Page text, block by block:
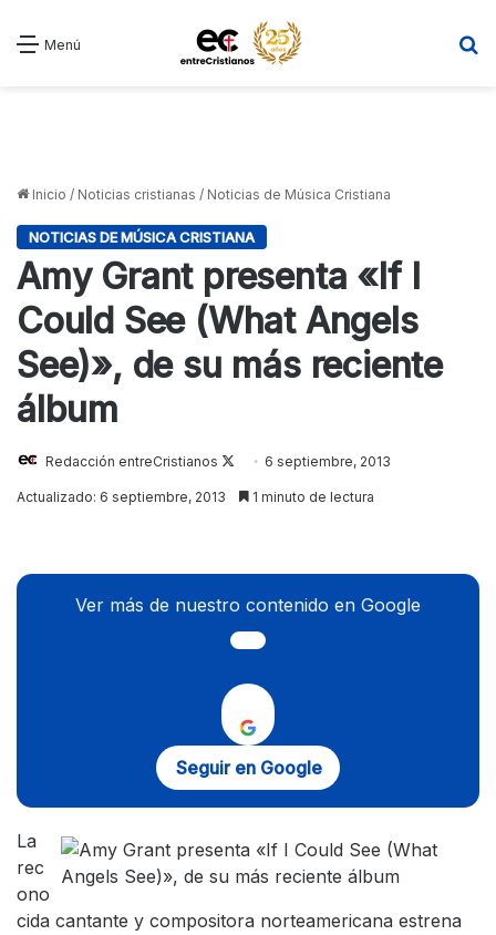
Menú
Inicio / Noticias cristianas / Noticias de Música Cristiana
NOTICIAS DE MÚSICA CRISTIANA
Amy Grant presenta «If I
Could See (What Angels
See)», de su más reciente
álbum
Redacción entreCristianos
Follow
on
6 septiembre, 2013
Actualizado: 6 septiembre, 2013 1 minuto de lectura
Ver más de nuestro contenido en Google
Seguir en Google
La
rec
ono
cida cantante y compositora norteamericana estrena